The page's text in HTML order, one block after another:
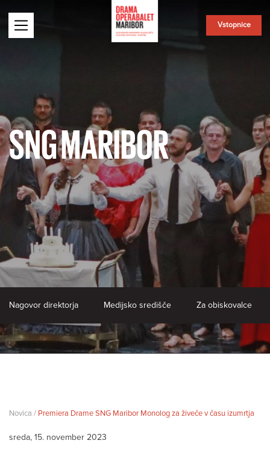
Vstopnice
SNG MARIBOR
Nagovor direktorja Medijsko središče Za obiskovalce
Novica / Premiera Drame SNG Maribor Monolog za živeče v času izumrtja
sreda, 15. november 2023